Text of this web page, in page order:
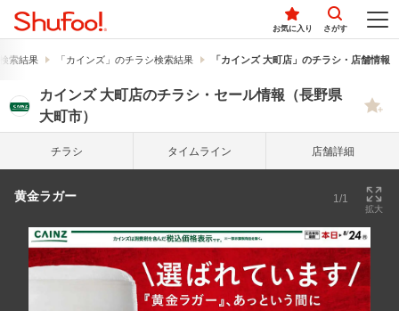
お気に入り さがす
索結果 「カインズ」のチラシ検索結果 「カインズ 大町店」のチラシ・店舗情報
カインズ 大町店のチラシ・セール情報（長野県
大町市）
チラシ タイム ライン 店舗詳細
黄金ラガー 1/1
拡大